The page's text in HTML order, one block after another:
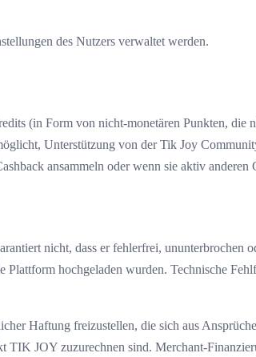
des Nutzers verwaltet werden.
(in Form von nicht-monetären Punkten,
Unterstützung von der Tik Joy
ansammeln oder wenn sie aktiv
nicht, dass er fehlerfrei,
hochgeladen wurden. Technische
Haftung freizustellen, die sich aus
TIK JOY zuzurechnen sind. Merchant-